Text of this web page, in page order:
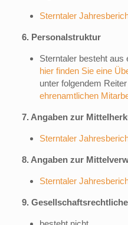
Sterntaler
6. Personalstruktur
Sterntaler besteht aus
hier finden Sie eine
unter folgendem
ehrenamtlichen
7. Angaben zur
Sterntaler
8. Angaben zur
Sterntaler
9.